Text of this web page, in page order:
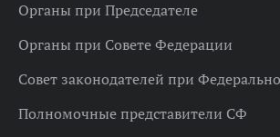
Органы при Председателе
Органы при Совете Федерации
Совет законодателей при
Полномочные представители СФ